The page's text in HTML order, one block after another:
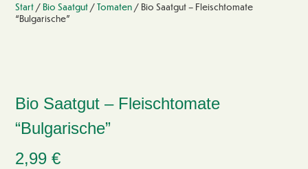
Start / Bio Saatgut /Tomaten / Bio Saatgut – Fleischtomate
“Bulgarische”
Bio Saatgut – Fleischtomate
“Bulgarische”
2,99€